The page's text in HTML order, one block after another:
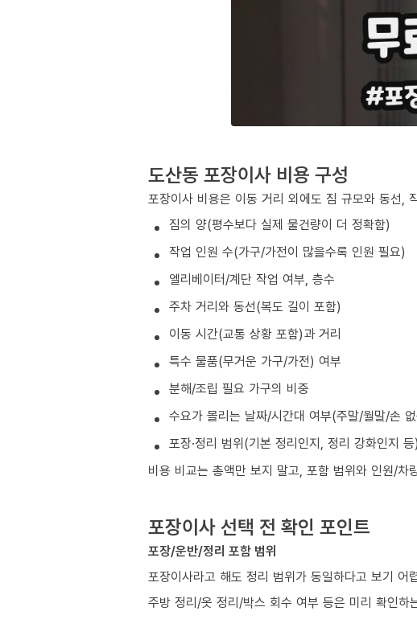
도산동 포장이사 비용 구성
포장이사 비용은 이동 거리 외에도 짐 규모와 동선,
짐의 양(평수보다 실제 물건량이 더 정확함)
작업 인원 수(가구/가전이 많을수록 인원 필요)
엘리베이터/계단 작업 여부, 층수
주차 거리와 동선(복도 길이 포함)
이동 시간(교통 상황 포함)과 거리
특수 물품(무거운 가구/가전) 여부
분해/조립 필요 가구의 비중
수요가 몰리는 날짜/시간대 여부(주말/월말/손
포장·정리 범위(기본 정리인지, 정리 강화인지 등)
비용 비교는 총액만 보지 말고, 포함 범위와 인원/차
포장이사 선택 전 확인 포인트
포장/운반/정리 포함 범위
포장이사라고 해도 정리 범위가 동일하다고 보기 어
주방 정리/옷 정리/박스 회수 여부 등은 미리 확인하